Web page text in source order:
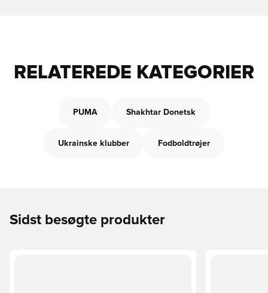
RELATEREDE KATEGORIER
PUMA Shakhtar Donetsk
Ukrainske klubber Fodboldtrøjer
Sidst besøgte produkter